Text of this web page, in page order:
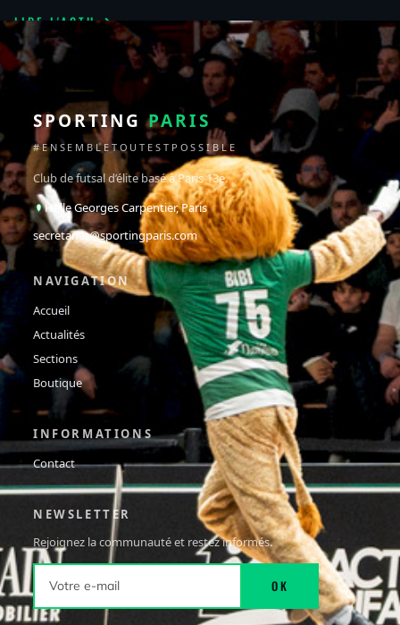
LIRE L'ACTU
SPORTINGPARIS
#ENSEMBLETOUTESTPOSSIBLE
Club de futsal d’élite basé à Paris 13e.
Halle Georges Carpentier, Paris
secretariat@sportingparis.com
NAVIGATION
Accueil
Actualités
Sections
Boutique
INFORMATIONS
Contact
NEWSLETTER
Rejoignez la communauté et restez informés.
OK